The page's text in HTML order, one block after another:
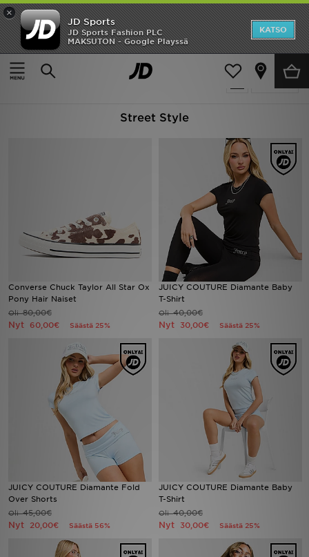
×
JD Sports
JD Sports Fashion PLC
MAKSUTON - Google Playssä
KATSO
Etusivu
Street Style
Suodata
248 tuotetta
Street Style
Converse Chuck Taylor All Star Ox
Pony Hair Naiset
Oli80,00€
Nyt 60,00€ Säästä 25%
JUICY COUTURE Diamante Baby
T-Shirt
Oli40,00€
Nyt 30,00€ Säästä 25%
JUICY COUTURE Diamante Fold
Over Shorts
Oli45,00€
Nyt 20,00€ Säästä 56%
JUICY COUTURE Diamante Baby
T-Shirt
Oli40,00€
Nyt 30,00€ Säästä 25%
Etusivu
Ale
Tuotemerkit
Jalkapallo
Lataa JD-sovellus
Minun JD
Minun viestini
Asiakaspalvelu ja tietoa